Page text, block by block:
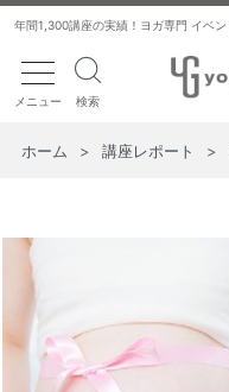
年間1,300講座の実績！ヨガ専門 イベ
toggle navigation
メニュー 検索
ホーム > 講座レポート >